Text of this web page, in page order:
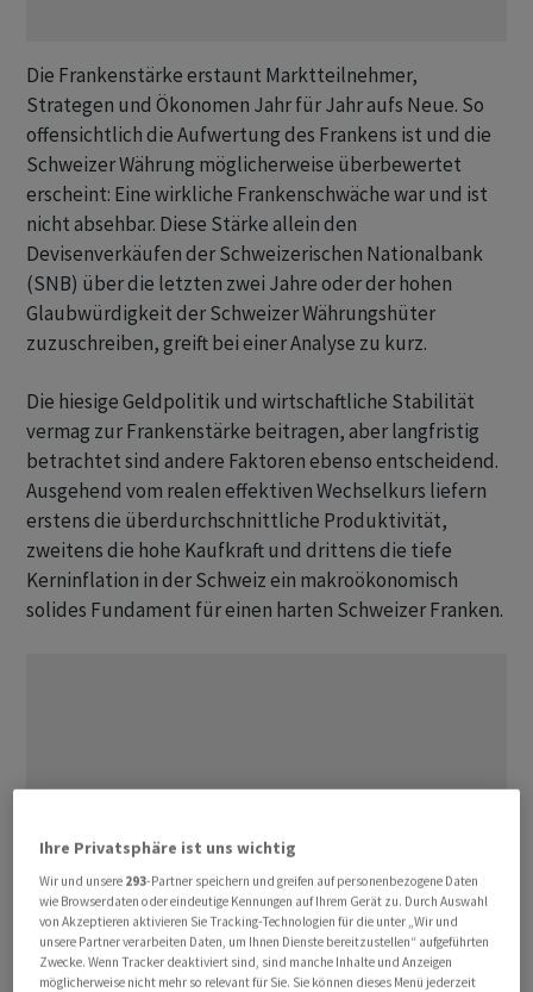
Die Frankenstärke erstaunt Marktteilnehmer,
Strategen und Ökonomen Jahr für Jahr aufs Neue. So
offensichtlich die Aufwertung des Frankens ist und die
Schweizer Währung möglicherweise überbewertet
erscheint: Eine wirkliche Frankenschwäche war und ist
nicht absehbar. Diese Stärke allein den
Devisenverkäufen der Schweizerischen Nationalbank
(SNB) über die letzten zwei Jahre oder der hohen
Glaubwürdigkeit der Schweizer Währungshüter
zuzuschreiben, greift bei einer Analyse zu kurz.
Die hiesige Geldpolitik und wirtschaftliche Stabilität
vermag zur Frankenstärke beitragen, aber langfristig
betrachtet sind andere Faktoren ebenso entscheidend.
Ausgehend vom realen effektiven Wechselkurs liefern
erstens die überdurchschnittliche Produktivität,
zweitens die hohe Kaufkraft und drittens die tiefe
Kerninflation in der Schweiz ein makroökonomisch
solides Fundament für einen harten Schweizer Franken.
Ihre Privatsphäre ist uns wichtig
Wir und unsere 293-Partner speichern und greifen auf personenbezogene Daten
wie Browserdaten oder eindeutige Kennungen auf Ihrem Gerät zu. Durch Auswahl
von Akzeptieren aktivieren Sie Tracking-Technologien für die unter „Wir und
unsere Partner verarbeiten Daten, um Ihnen Dienste bereitzustellen“ aufgeführten
Zwecke. Wenn Tracker deaktiviert sind, sind manche Inhalte und Anzeigen
möglicherweise nicht mehr so relevant für Sie. Sie können dieses Menü jederzeit